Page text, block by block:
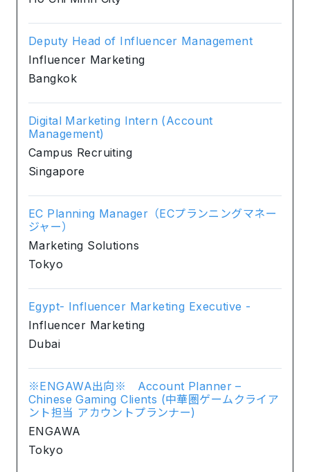
Deputy Head of Influencer Management
Influencer Marketing
Bangkok
Digital Marketing Intern (Account
Management)
Campus Recruiting
Singapore
EC Planning Manager（ECプランニングマネー
ジャー）
Marketing Solutions
Tokyo
Egypt- Influencer Marketing Executive -
Influencer Marketing
Dubai
※ENGAWA出向※ Account Planner –
Chinese Gaming Clients (中華圏ゲームクライア
ント担当 アカウントプランナー)
ENGAWA
Tokyo